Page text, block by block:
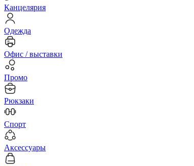
Канцелярия
Одежда
Офис / выставки
Промо
Рюкзаки
Спорт
Аксессуары